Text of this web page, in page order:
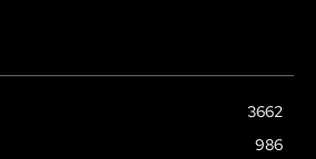
3662
986